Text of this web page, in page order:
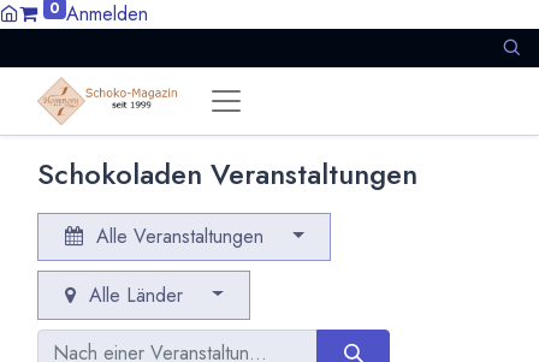
0 Anmelden
Schokoladen Veranstaltungen
Alle Veranstaltungen
Alle Länder